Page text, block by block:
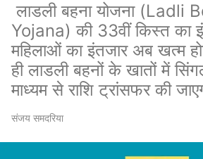
लाडली बहना योजना (Ladli
Yojana) की 33वीं किस्त का
महिलाओं का इंतजार अब खत्म
ही लाडली बहनों के खातों में
माध्यम से राशि ट्रांसफर की
संजय समदरिया